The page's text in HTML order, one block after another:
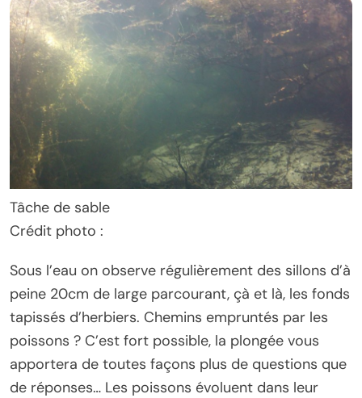
Tâche de sable
Crédit photo :
Sous l’eau on observe régulièrement des sillons d’à
peine 20cm de large parcourant, çà et là, les fonds
tapissés d’herbiers. Chemins empruntés par les
poissons ? C’est fort possible, la plongée vous
apportera de toutes façons plus de questions que
de réponses… Les poissons évoluent dans leur